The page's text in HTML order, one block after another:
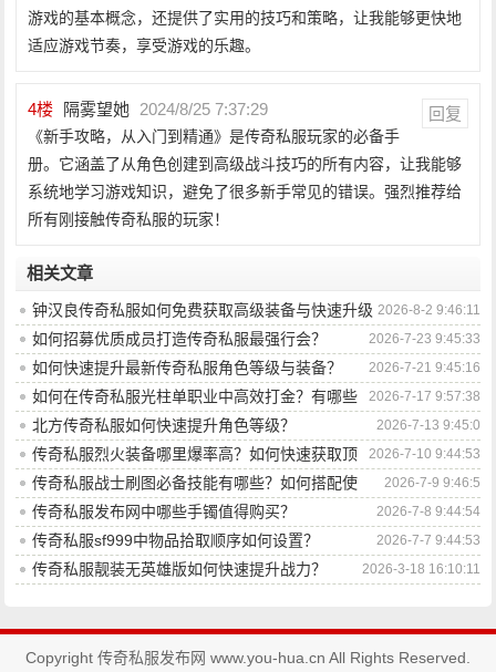
游戏的基本概念，还提供了实用的技巧和策略，让我能够更快地
适应游戏节奏，享受游戏的乐趣。
4楼 隔雾望她 2024/8/25 7:37:29 回复
《新手攻略，从入门到精通》是传奇私服玩家的必备手
册。它涵盖了从角色创建到高级战斗技巧的所有内容，让我能够
系统地学习游戏知识，避免了很多新手常见的错误。强烈推荐给
所有刚接触传奇私服的玩家！
相关文章
2026-8-2 9:46:11
钟汉良传奇私服如何免费获取高级装备与快速升级
攻略？
2026-7-23 9:45:33
如何招募优质成员打造传奇私服最强行会？
2026-7-21 9:45:16
如何快速提升最新传奇私服角色等级与装备？
2026-7-17 9:57:38
如何在传奇私服光柱单职业中高效打金？有哪些
技巧与策略？
2026-7-13 9:45:0
北方传奇私服如何快速提升角色等级？
2026-7-10 9:44:53
传奇私服烈火装备哪里爆率高？如何快速获取顶
级装备？
2026-7-9 9:46:5
传奇私服战士刷图必备技能有哪些？如何搭配使
用？
2026-7-8 9:44:54
传奇私服发布网中哪些手镯值得购买？
2026-7-7 9:44:53
传奇私服sf999中物品拾取顺序如何设置？
2026-3-18 16:10:11
传奇私服靓装无英雄版如何快速提升战力？
Copyright 传奇私服发布网 www.you-hua.cn All Rights Reserved.